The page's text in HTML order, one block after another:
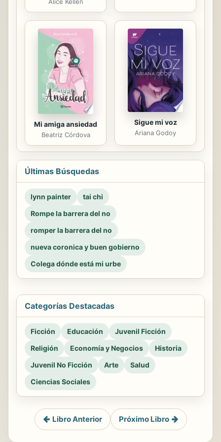
Mi amiga ansiedad
Beatriz Córdova
Sigue mi voz
Ariana Godoy
Últimas Búsquedas
lynn painter
tai chi
Rompe la barrera del no
romper la barrera del no
nueva coronica y buen gobierno
Colega dónde está mi urbe
Categorías Destacadas
Ficción Educación
Juvenil Ficción
Religión
Economía y Negocios
Historia
Juvenil No Ficción
Arte
Salud
Ciencias Sociales
Libro Anterior Próximo Libro